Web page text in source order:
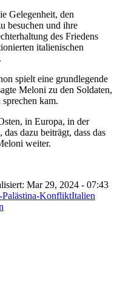
Gelegenheit, den
besuchen und ihre
des Friedens
italienischen
spielt eine grundlegende
Meloni zu den Soldaten,
kam.
in Europa, in der
dazu beiträgt, dass das
weiter.
Mar 29, 2024 - 07:43
Palästina-KonfliktItalien